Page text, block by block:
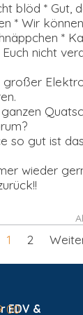
blöd * Gut,
* Wir
*
nicht
großer
so gut ist
wieder
Aktuelle
1 Gehen Sie
2
EDV &
00